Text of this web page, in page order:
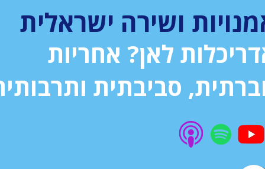
ושירה ישראלית
לאן? אחריות
סביבתית